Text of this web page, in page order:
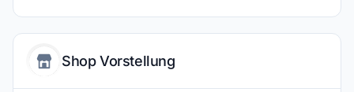
Shop Vorstellung